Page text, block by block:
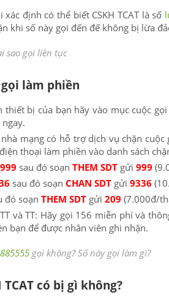
định có thể biết CSKH TCAT là số
khi số này gọi đến đế không bị lừa
sao gọi liên tục
gọi làm phiền
thiết bị của bạn hãy vào mục cuộc
ngay.
nhà mạng có hỗ trợ dịch vụ chặn
thoại làm phiền vào danh sách
999 sau đó soạn THEM SDT gửi 999
sau đó soạn CHAN SDT gửi 9336
đó soạn THEM SDT gửi 209 (7.000đ/
và TT: Hãy gọi 156 miễn phí và
bạn để được nhân viên ghi nhận.
gọi không? Số này gọi làm gì?
TCAT có bị gì không?